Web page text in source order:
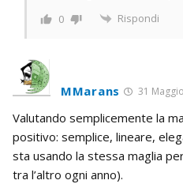
0 Rispondi
MMarans 31
Valutando semplicemente la
positivo: semplice, lineare,
sta usando la stessa maglia
tra l’altro ogni anno).